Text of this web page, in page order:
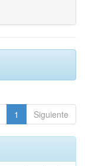
1 Siguiente